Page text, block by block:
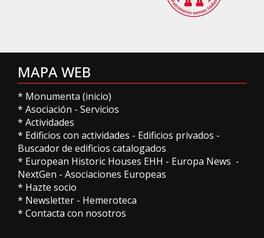
MAPA WEB
* Monumenta (inicio)
* Asociación - Servicios
* Actividades
* Edificios con actividades - Edificios privados -
Buscador de edificios catalogados
* European Historic Houses EHH - Europa News -
NextGen - Asociaciones Europeas
* Hazte socio
* Newsletter - Hemeroteca
* Contacta con nosotros